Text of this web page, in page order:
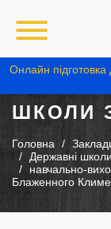
Онлайн
ШКОЛИ
Головна
Державні школи
навчально-
Блаженного